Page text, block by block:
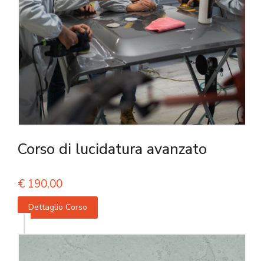
Corso di lucidatura avanzato
€ 190,00
Dettaglio Corso